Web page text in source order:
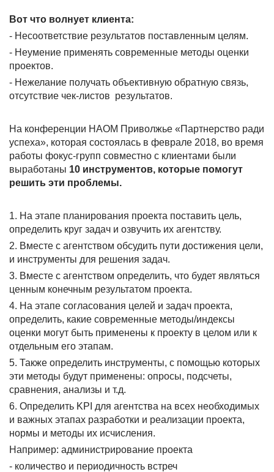
Вот что волнует клиента:
- Несоответствие результатов поставленным целям.
- Неумение применять современные методы оценки
проектов.
- Нежелание получать объективную обратную связь,
отсутствие чек-листов результатов.
На конференции НАОМ Приволжье «Партнерство ради
успеха», которая состоялась в феврале 2018, во время
работы фокус-групп совместно с клиентами были
выработаны 10 инструментов, которые помогут
решить эти проблемы.
1. На этапе планирования проекта поставить цель,
определить круг задач и озвучить их агентству.
2. Вместе с агентством обсудить пути достижения цели,
и инструменты для решения задач.
3. Вместе с агентством определить, что будет являться
ценным конечным результатом проекта.
4. На этапе согласования целей и задач проекта,
определить, какие современные методы/индексы
оценки могут быть применены к проекту в целом или к
отдельным его этапам.
5. Также определить инструменты, с помощью которых
эти методы будут применены: опросы, подсчеты,
сравнения, анализы и т.д.
6. Определить KPI для агентства на всех необходимых
и важных этапах разработки и реализации проекта,
нормы и методы их исчисления.
Например: администрирование проекта
- количество и периодичность встреч